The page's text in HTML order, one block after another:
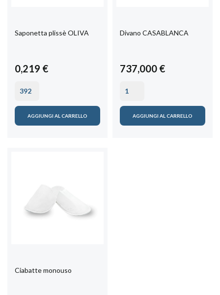
Saponetta plissè OLIVA
0,219 €
AGGIUNGI AL CARRELLO
Divano CASABLANCA
737,000 €
AGGIUNGI AL CARRELLO
Ciabatte monouso